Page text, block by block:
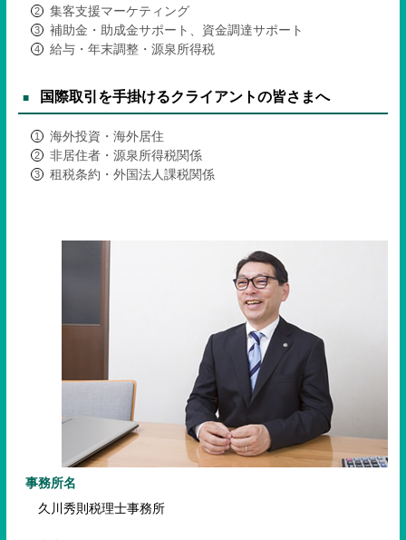
集客支援マーケティング
補助金・助成金サポート、資金調達サポート
給与・年末調整・源泉所得税
国際取引を手掛けるクライアントの皆さまへ
海外投資・海外居住
非居住者・源泉所得税関係
租税条約・外国法人課税関係
事務所名
久川秀則税理士事務所